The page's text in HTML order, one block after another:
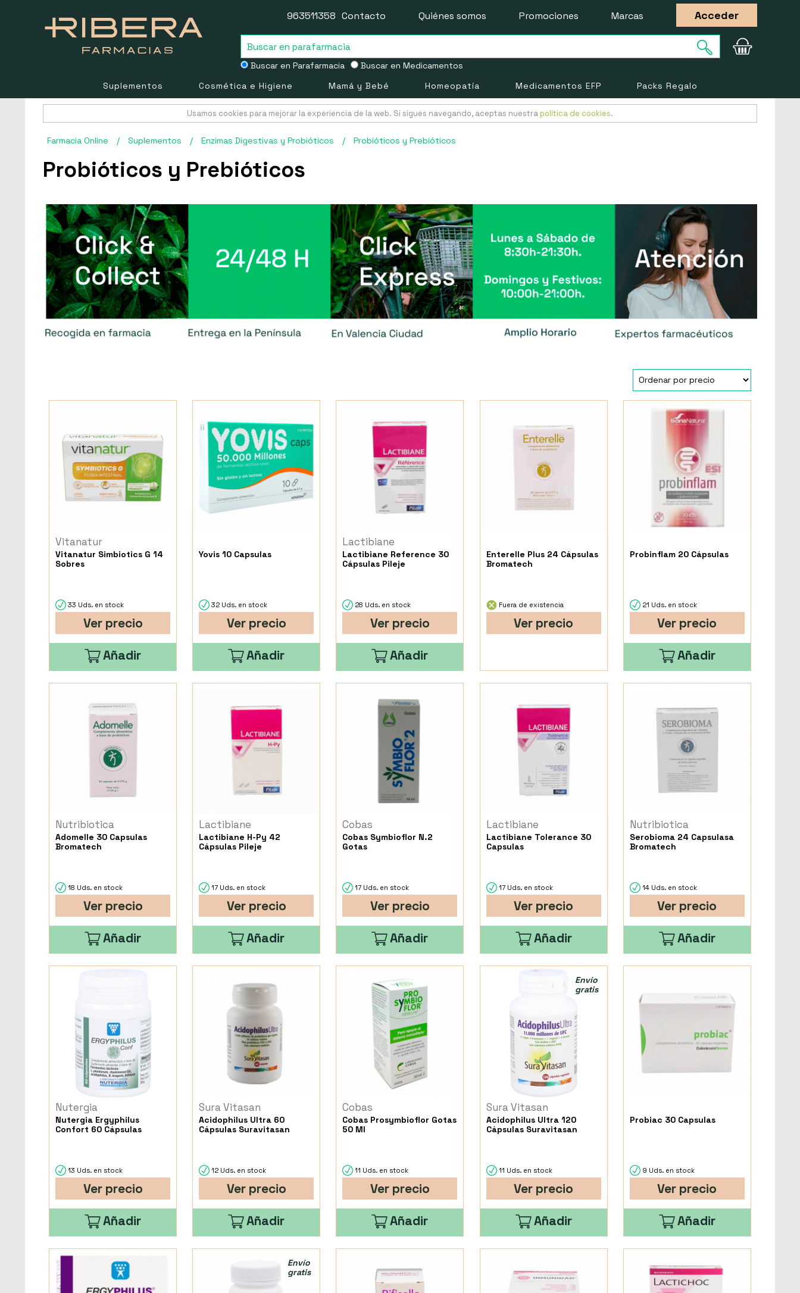
Buscar en Parafarmacia Buscar en Medicamentos
963511358 Contacto Quiénes somos Promociones Marcas Acceder
Suplementos Cosmética e Higiene Mamá y Bebé Homeopatía Medicamentos EFP Packs Regalo
Usamos cookies para mejorar la experiencia de la web. Si sigues navegando, aceptas nuestra política de cookies.
Farmacia Online / Suplementos / Enzimas Digestivas y Probióticos / Probióticos y Prebióticos
Probióticos y Prebióticos
Vitanatur
Vitanatur Simbiotics G 14
Sobres
33 Uds. en stock
Ver precio
Añadir
Yovis 10 Capsulas
32 Uds. en stock
Ver precio
Añadir
Lactibiane
Lactibiane Reference 30
Cápsulas Pileje
28 Uds. en stock
Ver precio
Añadir
Enterelle Plus 24 Cápsulas
Bromatech
Fuera de existencia
Ver precio
Probinflam 20 Cápsulas
21 Uds. en stock
Ver precio
Añadir
Nutribiotica
Adomelle 30 Capsulas
Bromatech
18 Uds. en stock
Ver precio
Añadir
Lactibiane
Lactibiane H-Py 42
Cápsulas Pileje
17 Uds. en stock
Ver precio
Añadir
Cobas
Cobas Symbioflor N.2
Gotas
17 Uds. en stock
Ver precio
Añadir
Lactibiane
Lactibiane Tolerance 30
Capsulas
17 Uds. en stock
Ver precio
Añadir
Nutribiotica
Serobioma 24 Capsulasa
Bromatech
14 Uds. en stock
Ver precio
Añadir
Nutergia
Nutergia Ergyphilus
Confort 60 Cápsulas
13 Uds. en stock
Ver precio
Añadir
Sura Vitasan
Acidophilus Ultra 60
Cápsulas Suravitasan
12 Uds. en stock
Ver precio
Añadir
Cobas
Cobas Prosymbioflor Gotas
50 Ml
11 Uds. en stock
Ver precio
Añadir
Sura Vitasan
Acidophilus Ultra 120
Cápsulas Suravitasan
Envío
gratis
11 Uds. en stock
Ver precio
Añadir
Probiac 30 Capsulas
9 Uds. en stock
Ver precio
Añadir
Envío
gratis